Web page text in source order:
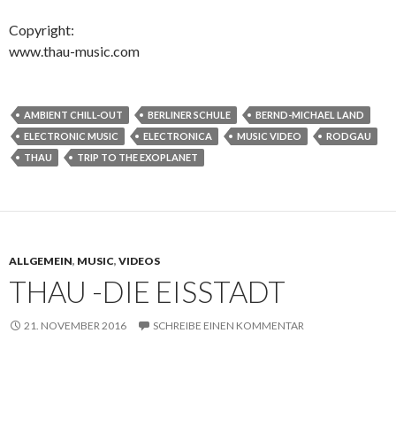
Copyright:
www.thau-music.com
AMBIENT CHILL-OUT BERLINER SCHULE
BERND-MICHAEL LAND
ELECTRONIC MUSIC
ELECTRONICA MUSIC VIDEO
RODGAU
THAU
TRIP TO THE EXOPLANET
ALLGEMEIN, MUSIC, VIDEOS
THAU -DIE EISSTADT
21. NOVEMBER 2016 SCHREIBE EINEN KOMMENTAR